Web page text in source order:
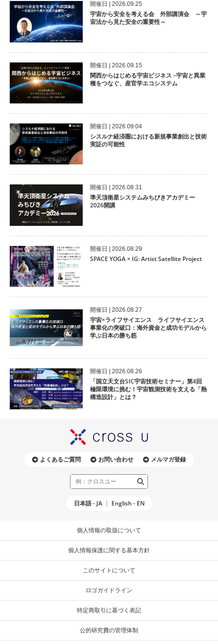
開催⽇ | 2026.09.25
宇宙から安全を考える会 外部講演会 ～宇
宙法から見た安全の重要性～
開催⽇ | 2026.09.15
関西からはじめる宇宙ビジネス –宇宙と異業
種をつなぐ、産官学エコシステム
開催⽇ | 2026.09.04
シスルナ経済圏における新規事業創出と技術
実証の可能性
開催⽇ | 2026.08.31
準天頂衛星システムみちびきアカデミー
2026開講
開催⽇ | 2026.08.29
SPACE YOGA × IG: Artist Satellite Project
開催⽇ | 2026.08.27
宇宙×ライフサイエンス ライフサイエンス
事業化の突破口：海外資金と成功モデルから
学ぶ日本の勝ち筋
開催⽇ | 2026.08.26
「国立天文台SIC宇宙技術セミナー」第4回
極限環境に挑む！宇宙観測技術を支える「熱
構造設計」とは？
よくあるご質問 お問い合わせ メルマガ登録
日本語 - JA English - EN
個人情報の取扱について
個人情報保護に関する基本方針
このサイトについて
ロゴガイドライン
特定商取引に基づく表記
公的研究費の管理体制